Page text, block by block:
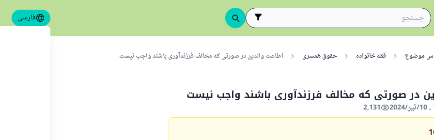
فارسی
موضوع فقه خانواده حقوق همسری اطاعت والدین در صورتی که مخالف فرزندآوری باشند واجب نیست
در صورتی که مخالف فرزندآوری باشند واجب نیست
2,131